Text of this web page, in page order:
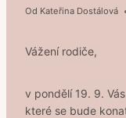
Od Kateřina Dostálová
Vážení rodiče,
v pondělí 19. 9.
které se bude